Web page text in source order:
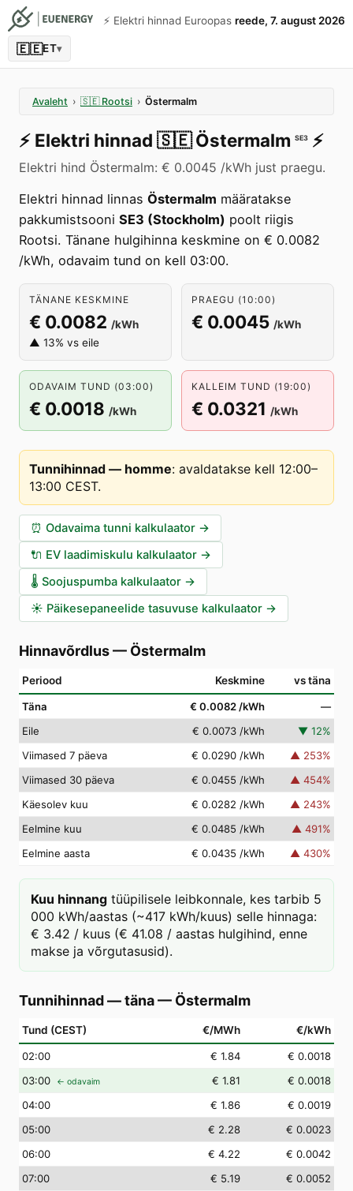
⚡️ Elektri hinnad Euroopas reede, 7. august 2026
🇪🇪ET▾
Avaleht › 🇸🇪 Rootsi › Östermalm
⚡️ Elektri hinnad 🇸🇪 Östermalm SE3 ⚡️
Elektri hind Östermalm: € 0.0045 /kWh just praegu.
Elektri hinnad linnas Östermalm määratakse
pakkumistsooni SE3 (Stockholm) poolt riigis
Rootsi. Tänane hulgihinna keskmine on € 0.0082
/kWh, odavaim tund on kell 03:00.
TÄNANE KESKMINE
€ 0.0082 /kWh
▲ 13% vs eile
PRAEGU (10:00)
€ 0.0045 /kWh
ODAVAIM TUND (03:00)
€ 0.0018 /kWh
KALLEIM TUND (19:00)
€ 0.0321 /kWh
Tunnihinnad — homme: avaldatakse kell 12:00–
13:00 CEST.
⏰ Odavaima tunni kalkulaator →
🔌 EV laadimiskulu kalkulaator →
🌡️ Soojuspumba kalkulaator →
☀️ Päikesepaneelide tasuvuse kalkulaator →
Hinnavõrdlus— Östermalm
Periood Keskmine vs täna
Täna € 0.0082 /kWh
—
Eile
€ 0.0073 /kWh ▼ 12%
Viimased 7 päeva
€ 0.0290 /kWh ▲ 253%
Viimased 30 päeva
€ 0.0455 /kWh ▲ 454%
Käesolev kuu
€ 0.0282 /kWh ▲ 243%
Eelmine kuu
€ 0.0485 /kWh ▲ 491%
Eelmine aasta
€ 0.0435 /kWh ▲ 430%
Kuu hinnang tüüpilisele leibkonnale, kes tarbib 5
000 kWh/aastas (~417 kWh/kuus) selle hinnaga:
€ 3.42 / kuus (€ 41.08 / aastas hulgihind, enne
makse ja võrgutasusid).
Tunnihinnad — täna— Östermalm
Tund (CEST) €/MWh €/kWh
02:00 € 1.84
€ 0.0018
03:00 ← odavaim € 1.81
€ 0.0018
04:00 € 1.86
€ 0.0019
05:00 € 2.28
€ 0.0023
06:00 € 4.22
€ 0.0042
07:00 € 5.19
€ 0.0052